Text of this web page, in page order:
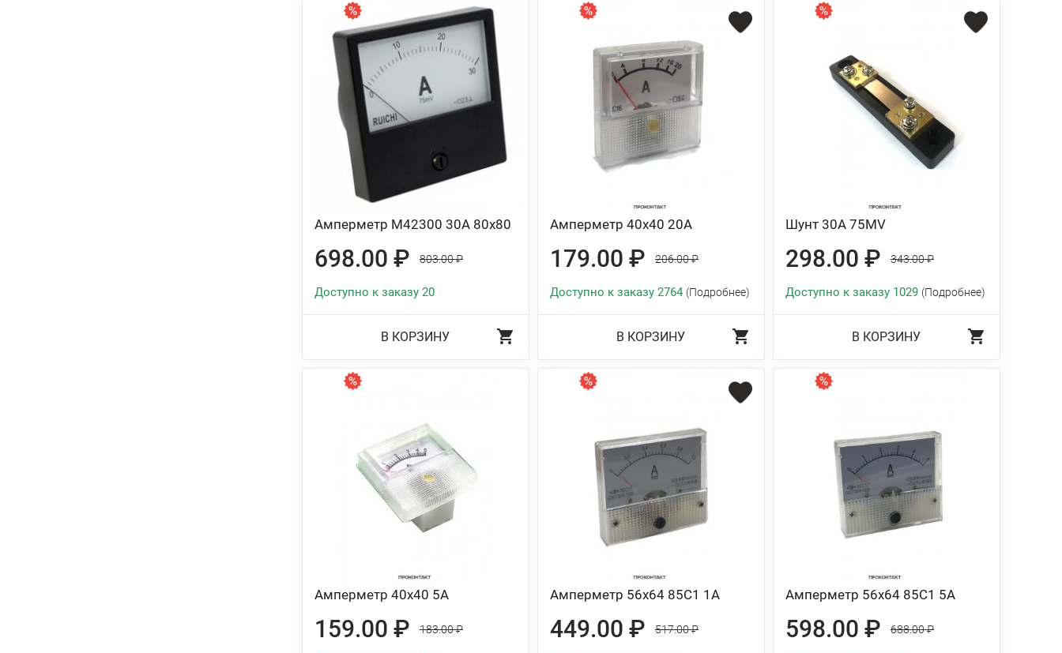
Амперметр М42300 30А 80x80
698.00 ₽ 803.00 ₽
Доступно к заказу 20
В КОРЗИНУ
Амперметр 40х40 20A
179.00 ₽ 206.00 ₽
Доступно к заказу 2764 (Подробнее)
В КОРЗИНУ
Шунт 30А 75MV
298.00 ₽ 343.00 ₽
Доступно к заказу 1029 (Подробнее)
В КОРЗИНУ
Амперметр 40х40 5А
159.00 ₽ 183.00 ₽
Амперметр 56х64 85C1 1A
449.00 ₽ 517.00 ₽
Амперметр 56х64 85C1 5A
598.00 ₽ 688.00 ₽